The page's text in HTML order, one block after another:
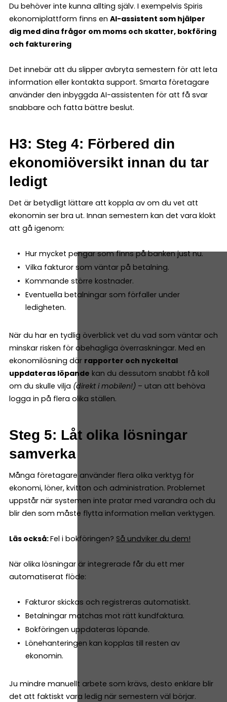
Du behöver inte kunna allting själv. I exempelvis Spiris
ekonomiplattform finns en AI-assistent som hjälper
dig med dina frågor om moms och skatter, bokföring
och fakturering
Det innebär att du slipper avbryta semestern för att leta
information eller kontakta support. Smarta företagare
använder den inbyggda AI-assistenten för att få svar
snabbare och fatta bättre beslut.
H3: Steg 4: Förbered din
ekonomiöversikt innan du tar
ledigt
Det är betydligt lättare att koppla av om du vet att
ekonomin ser bra ut. Innan semestern kan det vara klokt
att gå igenom:
Hur mycket pengar som finns på banken just nu.
Vilka fakturor som väntar på betalning.
Kommande större kostnader.
Eventuella betalningar som förfaller under
ledigheten.
När du har en tydlig överblick vet du vad som väntar och
minskar risken för obehagliga överraskningar. Med en
ekonomilösning där rapporter och nyckeltal
uppdateras löpande kan du dessutom snabbt få koll
om du skulle vilja (direkt i mobilen!) – utan att behöva
logga in på flera olika ställen.
Steg 5: Låt olika lösningar
samverka
Många företagare använder flera olika verktyg för
ekonomi, löner, kvitton och administration. Problemet
uppstår när systemen inte pratar med varandra och du
blir den som måste flytta information mellan verktygen.
Läs också:Fel i bokföringen? Så undviker du dem!
När olika lösningar är integrerade får du ett mer
automatiserat flöde:
Fakturor skickas och registreras automatiskt.
Betalningar matchas mot rätt kundfaktura.
Bokföringen uppdateras löpande.
Lönehanteringen kan kopplas till resten av
ekonomin.
Ju mindre manuellt arbete som krävs, desto enklare blir
det att faktiskt vara ledig när semestern väl börjar.